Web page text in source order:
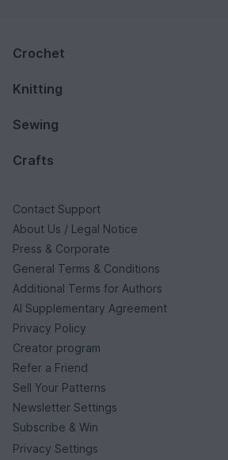
Crochet
Knitting
Sewing
Crafts
Contact Support
About Us / Legal Notice
Press & Corporate
General Terms & Conditions
Additional Terms for Authors
AI Supplementary Agreement
Privacy Policy
Creator program
Refer a Friend
Sell Your Patterns
Newsletter Settings
Subscribe & Win
Privacy Settings